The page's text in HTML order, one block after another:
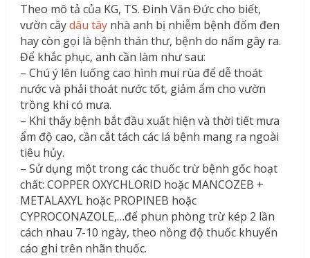
Theo mô tả của KG, TS. Đinh Văn Đức cho biết,
vườn câydâu tâynhà anh bị nhiễm bệnh đốm đen
hay còn gọi là bệnh thán thư, bệnh do nấm gây ra.
Để khắc phục, anh cần làm như sau:
– Chú ý lên luống cao hình mui rùa để dễ thoát
nước và phải thoát nước tốt, giảm ẩm cho vườn
trồng khi có mưa.
– Khi thấy bệnh bắt đầu xuất hiện và thời tiết mưa
ẩm độ cao, cần cắt tách các lá bệnh mang ra ngoài
tiêu hủy.
– Sử dụng một trong các thuốc trừ bệnh gốc hoạt
chất: COPPER OXYCHLORID hoặc MANCOZEB +
METALAXYL hoặc PROPINEB hoặc
CYPROCONAZOLE,…để phun phòng trừ kép 2 lần
cách nhau 7-10 ngày, theo nồng độ thuốc khuyến
cáo ghi trên nhãn thuốc.